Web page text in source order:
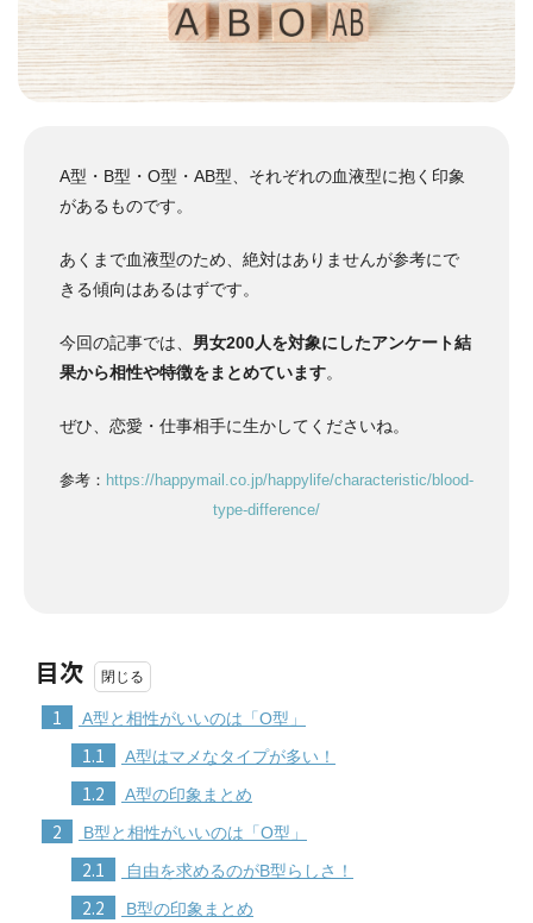
A型・B型・O型・AB型、それぞれの血液型に抱く印象
があるものです。
あくまで血液型のため、絶対はありませんが参考にで
きる傾向はあるはずです。
今回の記事では、 男女200人を対象にしたアンケート結
果から相性や特徴をまとめています。
ぜひ、恋愛・仕事相手に生かしてくださいね。
参考： https://happymail.co.jp/happylife/characteristic/blood-
type-difference/
目次
1 A型と相性がいいのは「O型」
1.1 A型はマメなタイプが多い！
1.2 A型の印象まとめ
2 B型と相性がいいのは「O型」
2.1 自由を求めるのがB型らしさ！
2.2 B型の印象まとめ